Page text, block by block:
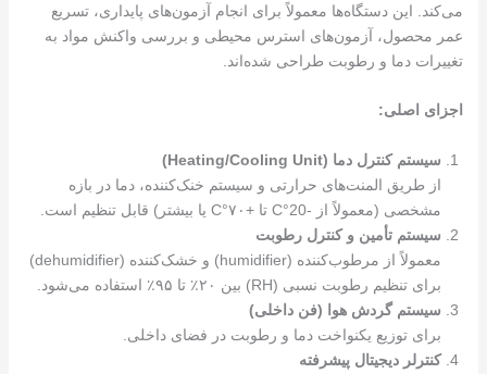
می‌کند. این دستگاه‌ها معمولاً برای انجام آزمون‌های پایداری، تسریع
عمر محصول، آزمون‌های استرس محیطی و بررسی واکنش مواد به
تغییرات دما و رطوبت طراحی شده‌اند.
اجزای اصلی:
سیستم کنترل دما (Heating/Cooling Unit)
از طریق المنت‌های حرارتی و سیستم خنک‌کننده، دما در بازه
مشخصی (معمولاً از -20°C تا +۷۰°C یا بیشتر) قابل تنظیم است.
سیستم تأمین و کنترل رطوبت
معمولاً از مرطوب‌کننده (humidifier) و خشک‌کننده (dehumidifier)
برای تنظیم رطوبت نسبی (RH) بین ۲۰٪ تا ۹۵٪ استفاده می‌شود.
سیستم گردش هوا (فن داخلی)
برای توزیع یکنواخت دما و رطوبت در فضای داخلی.
کنترلر دیجیتال پیشرفته